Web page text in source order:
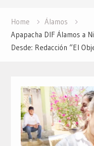
Home
Álamos
Apapacha DIF Álamos a
Desde: Redacción “El